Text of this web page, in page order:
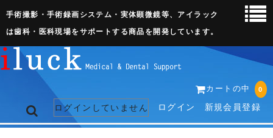
手術撮影・手術録画システム・実体顕微鏡等、アイラック
は歯科・医科現場をサポートする商品を開発しています。
カートの中 0
ログインしていません ログイン 新規会員登録